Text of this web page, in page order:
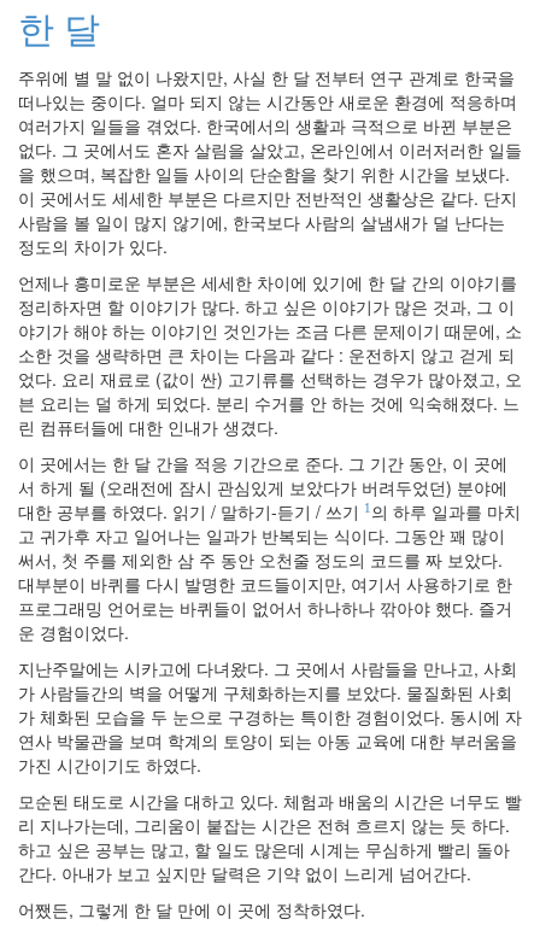
한 달
주위에 별 말 없이 나왔지만, 사실 한 달 전부터 연구 관계로 한국을
떠나있는 중이다. 얼마 되지 않는 시간동안 새로운 환경에 적응하며
여러가지 일들을 겪었다. 한국에서의 생활과 극적으로 바뀐 부분은
없다. 그 곳에서도 혼자 살림을 살았고, 온라인에서 이러저러한 일들
을 했으며, 복잡한 일들 사이의 단순함을 찾기 위한 시간을 보냈다.
이 곳에서도 세세한 부분은 다르지만 전반적인 생활상은 같다. 단지
사람을 볼 일이 많지 않기에, 한국보다 사람의 살냄새가 덜 난다는
정도의 차이가 있다.
언제나 흥미로운 부분은 세세한 차이에 있기에 한 달 간의 이야기를
정리하자면 할 이야기가 많다. 하고 싶은 이야기가 많은 것과, 그 이
야기가 해야 하는 이야기인 것인가는 조금 다른 문제이기 때문에, 소
소한 것을 생략하면 큰 차이는 다음과 같다 : 운전하지 않고 걷게 되
었다. 요리 재료로 (값이 싼) 고기류를 선택하는 경우가 많아졌고, 오
븐 요리는 덜 하게 되었다. 분리 수거를 안 하는 것에 익숙해졌다. 느
린 컴퓨터들에 대한 인내가 생겼다.
이 곳에서는 한 달 간을 적응 기간으로 준다. 그 기간 동안, 이 곳에
서 하게 될 (오래전에 잠시 관심있게 보았다가 버려두었던) 분야에
대한 공부를 하였다. 읽기 / 말하기-듣기 / 쓰기
1 의 하루 일과를 마치
고 귀가후 자고 일어나는 일과가 반복되는 식이다. 그동안 꽤 많이
써서, 첫 주를 제외한 삼 주 동안 오천줄 정도의 코드를 짜 보았다.
대부분이 바퀴를 다시 발명한 코드들이지만, 여기서 사용하기로 한
프로그래밍 언어로는 바퀴들이 없어서 하나하나 깎아야 했다. 즐거
운 경험이었다.
지난주말에는 시카고에 다녀왔다. 그 곳에서 사람들을 만나고, 사회
가 사람들간의 벽을 어떻게 구체화하는지를 보았다. 물질화된 사회
가 체화된 모습을 두 눈으로 구경하는 특이한 경험이었다. 동시에 자
연사 박물관을 보며 학계의 토양이 되는 아동 교육에 대한 부러움을
가진 시간이기도 하였다.
모순된 태도로 시간을 대하고 있다. 체험과 배움의 시간은 너무도 빨
리 지나가는데, 그리움이 붙잡는 시간은 전혀 흐르지 않는 듯 하다.
하고 싶은 공부는 많고, 할 일도 많은데 시계는 무심하게 빨리 돌아
간다. 아내가 보고 싶지만 달력은 기약 없이 느리게 넘어간다.
어쨌든, 그렇게 한 달 만에 이 곳에 정착하였다.
병
치
레
윈
도
우
8
의
사
용
자
인
터
페
이...
playground
2.0
일
상
적
인
사
기
나
무
Steve
Jobs,
1955~2011
구
글
플
러
스
소
고
융
합